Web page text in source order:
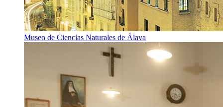
Museo de Ciencias Naturales de Álava